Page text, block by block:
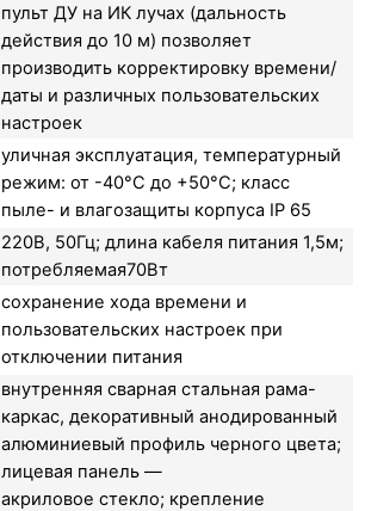
пульт ДУ на ИК лучах (дальность
действия до 10 м) позволяет
производить корректировку времени/
даты и различных пользовательских
настроек
уличная эксплуатация, температурный
режим: от -40°C до +50°C; класс
пыле- и влагозащиты корпуса IP 65
220В, 50Гц; длина кабеля питания 1,5м;
потребляемая70Вт
сохранение хода времени и
пользовательских настроек при
отключении питания
внутренняя сварная стальная рама-
каркас, декоративный анодированный
алюминиевый профиль черного цвета;
лицевая панель —
акриловое стекло; крепление